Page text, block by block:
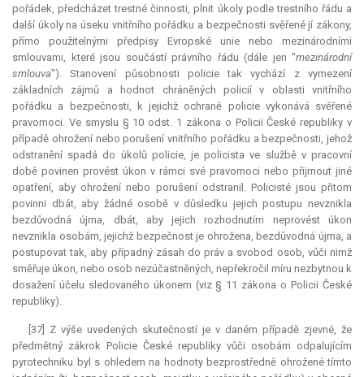
pořádek, předcházet trestné činnosti, plnit úkoly podle trestního řádu a
další úkoly na úseku vnitřního pořádku a bezpečnosti svěřené jí zákony,
přímo použitelnými předpisy Evropské unie nebo mezinárodními
smlouvami, které jsou součástí právního řádu (dále jen "mezinárodní
smlouva"). Stanovení působnosti policie tak vychází z vymezení
základních zájmů a hodnot chráněných policií v oblasti vnitřního
pořádku a bezpečnosti, k jejichž ochraně policie vykonává svěřené
pravomoci. Ve smyslu § 10 odst. 1 zákona o Policii České republiky v
případě ohrožení nebo porušení vnitřního pořádku a bezpečnosti, jehož
odstranění spadá do úkolů policie, je policista ve službě v pracovní
době povinen provést úkon v rámci své pravomoci nebo přijmout jiné
opatření, aby ohrožení nebo porušení odstranil. Policisté jsou přitom
povinni dbát, aby žádné osobě v důsledku jejich postupu nevznikla
bezdůvodná újma, dbát, aby jejich rozhodnutím neprovést úkon
nevznikla osobám, jejichž bezpečnost je ohrožena, bezdůvodná újma, a
postupovat tak, aby případný zásah do práv a svobod osob, vůči nimž
směřuje úkon, nebo osob nezúčastněných, nepřekročil míru nezbytnou k
dosažení účelu sledovaného úkonem (viz § 11 zákona o Policii České
republiky).
[37] Z výše uvedených skutečností je v daném případě zjevné, že
předmětný zákrok Policie České republiky vůči osobám odpalujícím
pyrotechniku byl s ohledem na hodnoty bezprostředně ohrožené tímto